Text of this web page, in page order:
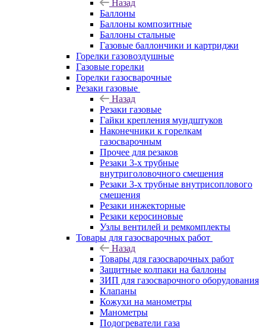
Назад
Баллоны
Баллоны композитные
Баллоны стальные
Газовые баллончики и картриджи
Горелки газовоздушные
Газовые горелки
Горелки газосварочные
Резаки газовые
Назад
Резаки газовые
Гайки крепления мундштуков
Наконечники к горелкам
газосварочным
Прочее для резаков
Резаки 3-х трубные
внутриголовочного смешения
Резаки 3-х трубные внутрисоплового
смешения
Резаки инжекторные
Резаки керосиновые
Узлы вентилей и ремкомплекты
Товары для газосварочных работ
Назад
Товары для газосварочных работ
Защитные колпаки на баллоны
ЗИП для газосварочного оборудования
Клапаны
Кожухи на манометры
Манометры
Подогреватели газа